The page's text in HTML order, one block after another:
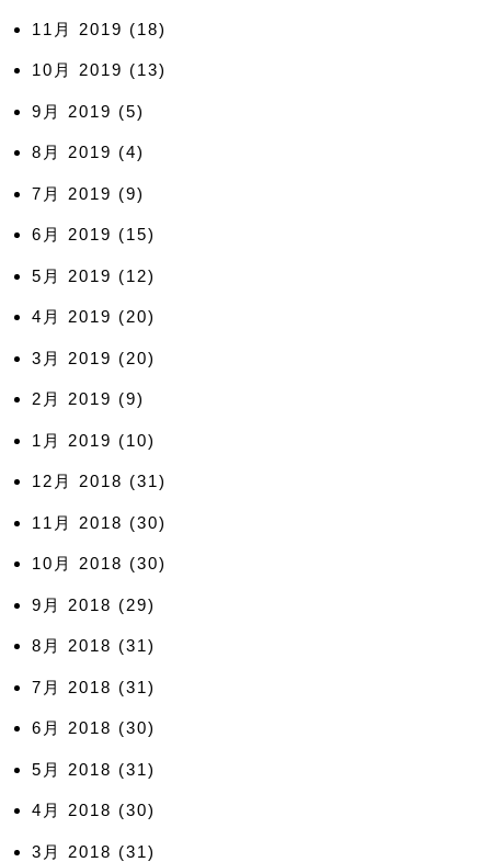
11月 2019 (18)
10月 2019 (13)
9月 2019 (5)
8月 2019 (4)
7月 2019 (9)
6月 2019 (15)
5月 2019 (12)
4月 2019 (20)
3月 2019 (20)
2月 2019 (9)
1月 2019 (10)
12月 2018 (31)
11月 2018 (30)
10月 2018 (30)
9月 2018 (29)
8月 2018 (31)
7月 2018 (31)
6月 2018 (30)
5月 2018 (31)
4月 2018 (30)
3月 2018 (31)